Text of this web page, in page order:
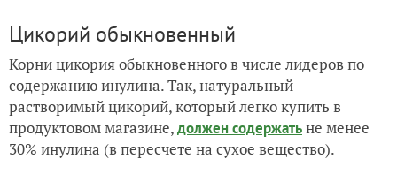
Цикорий обыкновенный
Корни цикория обыкновенного в числе лидеров по
содержанию инулина. Так, натуральный
растворимый цикорий, который легко купить в
продуктовом магазине,должен содержатьне менее
30% инулина (в пересчете на сухое вещество).